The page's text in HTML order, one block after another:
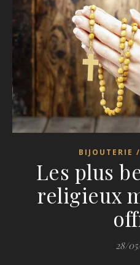
BIJOUTERIE
Les plus
religieux
28/